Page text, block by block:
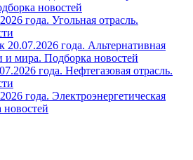
новостей
года. Угольная отрасль.
20.07.2026 года. Альтернативная
и мира. Подборка новостей
года. Нефтегазовая отрасль.
года. Электроэнергетическая
новостей